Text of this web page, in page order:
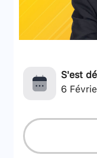
S'est
6